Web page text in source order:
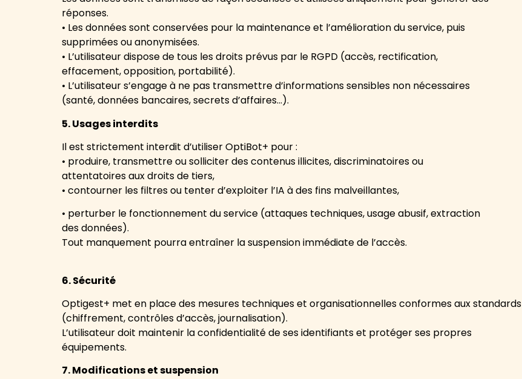
réponses.
• Les données sont conservées pour la maintenance et l’amélioration du service, puis
supprimées ou anonymisées.
• L’utilisateur dispose de tous les droits prévus par le RGPD (accès, rectification,
effacement, opposition, portabilité).
• L’utilisateur s’engage à ne pas transmettre d’informations sensibles non nécessaires
(santé, données bancaires, secrets d’affaires…).
5. Usages interdits
Il est strictement interdit d’utiliser OptiBot+ pour :
• produire, transmettre ou solliciter des contenus illicites, discriminatoires ou
attentatoires aux droits de tiers,
• contourner les filtres ou tenter d’exploiter l’IA à des fins malveillantes,
• perturber le fonctionnement du service (attaques techniques, usage abusif, extraction
des données).
Tout manquement pourra entraîner la suspension immédiate de l’accès.
6. Sécurité
Optigest+ met en place des mesures techniques et organisationnelles conformes aux standards
(chiffrement, contrôles d’accès, journalisation).
L’utilisateur doit maintenir la confidentialité de ses identifiants et protéger ses propres
équipements.
7. Modifications et suspension